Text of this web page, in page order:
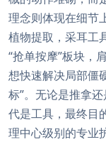
理念则体现在细节
植物提取，采耳工
“抢单按摩”板块，
想快速解决局部
标”。无论是推拿
代是工具，最终目
理中心级别的专业